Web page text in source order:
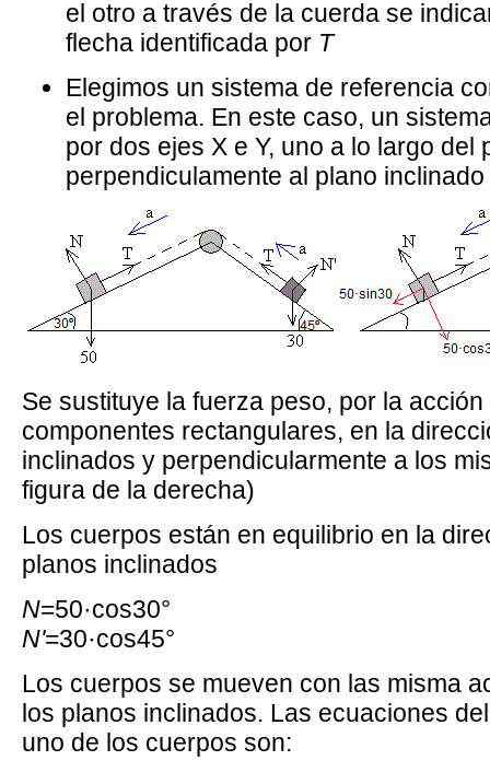
el otro a través de la cuerda se
flecha identificada por T
Elegimos un sistema de referencia
el problema. En este caso, un
por dos ejes X e Y, uno a lo largo del
perpendiculamente al plano inclinado
Se sustituye la fuerza peso, por la
componentes rectangulares, en la
inclinados y perpendicularmente a los
figura de la derecha)
Los cuerpos están en equilibrio en la
planos inclinados
N=50·cos30°
N'=30·cos45°
Los cuerpos se mueven con las misma
los planos inclinados. Las ecuaciones
uno de los cuerpos son: